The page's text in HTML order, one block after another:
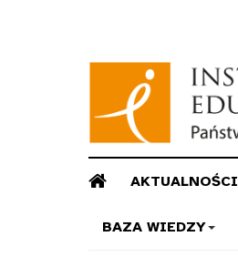
AKTUALNOŚCI
BAZA WIEDZY